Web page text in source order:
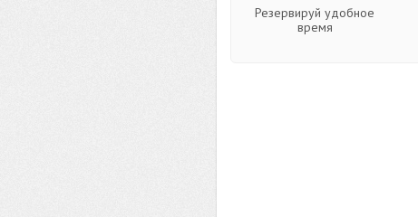
Резервируй удобное
время